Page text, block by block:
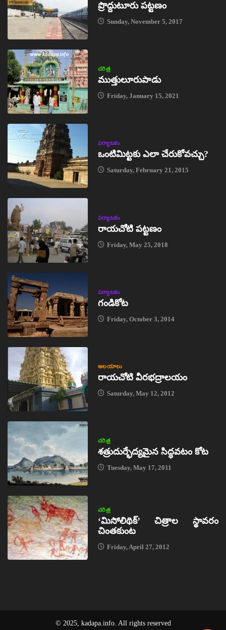
ప్రొద్దుటూరు పట్టణం
Sunday, November 5, 2017
చరిత్ర
ముత్తులూరుపాడు
Friday, January 15, 2021
పర్యాటకం
ఒంటిమిట్టకు ఎలా చేరుకోవచ్చు?
Saturday, February 21, 2015
పర్యాటకం
రాయచోటి పట్టణం
Friday, May 25, 2018
పర్యాటకం
గండికోట
Friday, October 3, 2014
ఆలయాలు
రాయచోటి వీరభద్రాలయం
Saturday, May 12, 2012
చరిత్ర
శత్రుదుర్భేద్యమైన సిద్ధవటం కోట
Tuesday, May 17, 2011
చరిత్ర
‘మిసోలిథిక్‌’ చిత్రాల స్థావరం
చింతకుంట
Friday, April 27, 2012
© 2025, kadapa.info. All rights reserved